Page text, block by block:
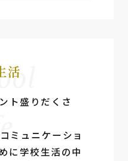
活
ト盛りだくさ
ミュニケーショ
に学校⽣活の中